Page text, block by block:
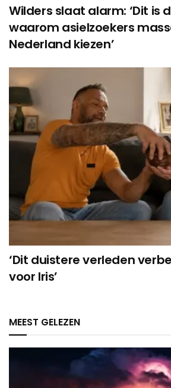
Wilders slaat alarm: ‘Dit is
waarom asielzoekers
Nederland kiezen’
‘Dit duistere verleden
voor Iris’
MEEST GELEZEN